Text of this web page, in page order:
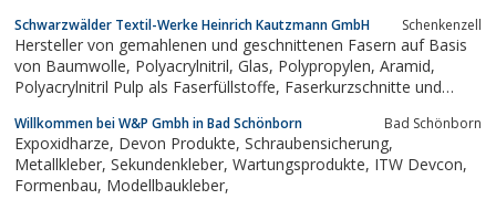
Schwarzwälder Textil-Werke Heinrich Kautzmann GmbH Schenkenzell
Hersteller von gemahlenen und geschnittenen Fasern auf Basis
von Baumwolle, Polyacrylnitril, Glas, Polypropylen, Aramid,
Polyacrylnitril Pulp als Faserfüllstoffe, Faserkurzschnitte und
Willkommen bei W&P Gmbh in Bad Schönborn Bad Schönborn
Expoxidharze, Devon Produkte, Schraubensicherung,
Metallkleber, Sekundenkleber, Wartungsprodukte, ITW Devcon,
Formenbau, Modellbaukleber,